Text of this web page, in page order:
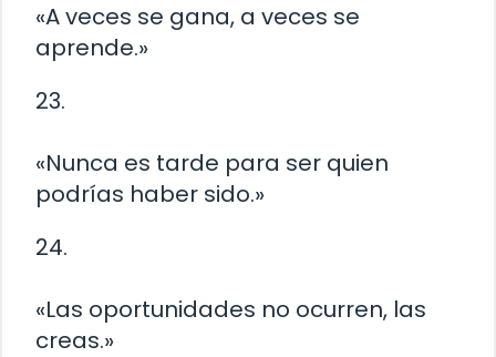
«A veces se gana, a veces se
aprende.»
23.
«Nunca es tarde para ser quien
podrías haber sido.»
24.
«Las oportunidades no ocurren, las
creas.»